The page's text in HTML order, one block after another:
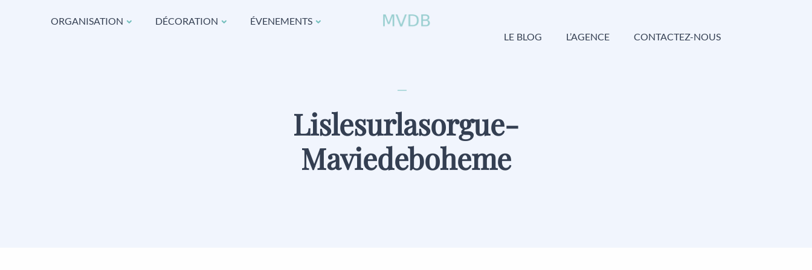
ORGANISATION DÉCORATION
ÉVENEMENTS
LE BLOG
L’AGENCE CONTACTEZ-NOUS
Lislesurlasorgue-
Maviedeboheme